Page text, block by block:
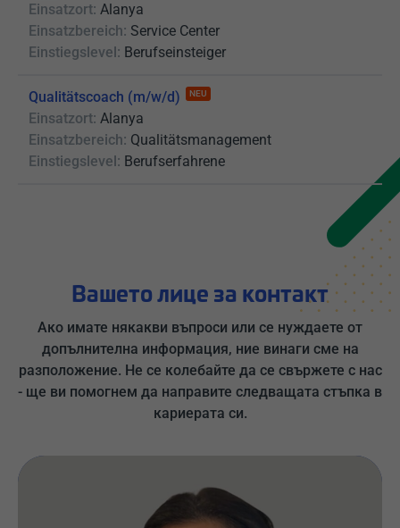
Einsatzort: Alanya
Einsatzbereich: Service Center
Einstiegslevel: Berufseinsteiger
Qualitätscoach (m/w/d) NEU
Einsatzort: Alanya
Einsatzbereich: Qualitätsmanagement
Einstiegslevel: Berufserfahrene
Вашето лице за контакт
Ако имате някакви въпроси или се нуждаете от
допълнителна информация, ние винаги сме на
разположение. Не се колебайте да се свържете с нас
- ще ви помогнем да направите следващата стъпка в
кариерата си.